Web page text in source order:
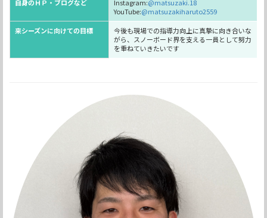
自身のＨＰ・ブログなど Instagram:@matsuzaki.18
YouTube:@matsuzakiharuto2559
来シーズンに向けての目標
今後も現場での指導力向上に真摯に向き合いな
がら、スノーボード界を支える一員として努力
を重ねていきたいです